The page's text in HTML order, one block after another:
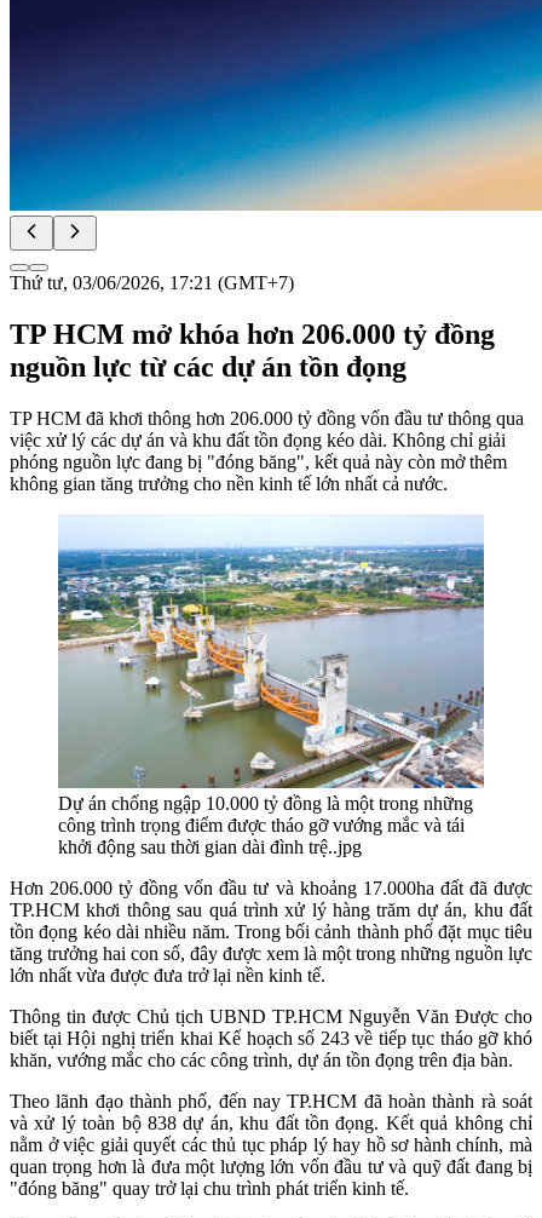
Thứ tư, 03/06/2026, 17:21 (GMT+7)
TP HCM mở khóa hơn 206.000 tỷ đồng
nguồn lực từ các dự án tồn đọng
TP HCM đã khơi thông hơn 206.000 tỷ đồng vốn đầu tư thông qua
việc xử lý các dự án và khu đất tồn đọng kéo dài. Không chỉ giải
phóng nguồn lực đang bị "đóng băng", kết quả này còn mở thêm
không gian tăng trưởng cho nền kinh tế lớn nhất cả nước.
Dự án chống ngập 10.000 tỷ đồng là một trong những
công trình trọng điểm được tháo gỡ vướng mắc và tái
khởi động sau thời gian dài đình trệ..jpg
Hơn 206.000 tỷ đồng vốn đầu tư và khoảng 17.000ha đất đã được
TP.HCM khơi thông sau quá trình xử lý hàng trăm dự án, khu đất
tồn đọng kéo dài nhiều năm. Trong bối cảnh thành phố đặt mục tiêu
tăng trưởng hai con số, đây được xem là một trong những nguồn lực
lớn nhất vừa được đưa trở lại nền kinh tế.
Thông tin được Chủ tịch UBND TP.HCM Nguyễn Văn Được cho
biết tại Hội nghị triển khai Kế hoạch số 243 về tiếp tục tháo gỡ khó
khăn, vướng mắc cho các công trình, dự án tồn đọng trên địa bàn.
Theo lãnh đạo thành phố, đến nay TP.HCM đã hoàn thành rà soát
và xử lý toàn bộ 838 dự án, khu đất tồn đọng. Kết quả không chỉ
nằm ở việc giải quyết các thủ tục pháp lý hay hồ sơ hành chính, mà
quan trọng hơn là đưa một lượng lớn vốn đầu tư và quỹ đất đang bị
"đóng băng" quay trở lại chu trình phát triển kinh tế.